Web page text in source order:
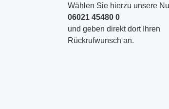
Wählen Sie hierzu unsere
06021 45480 0
und geben direkt dort Ihren
Rückrufwunsch an.